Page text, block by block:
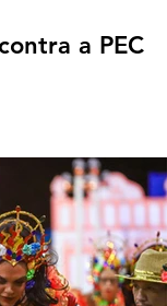
a PEC